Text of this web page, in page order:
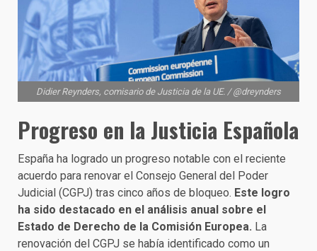
Didier Reynders, comisario de Justicia de la UE. / @dreynders
Progreso en la Justicia Española
España ha logrado un progreso notable con el reciente
acuerdo para renovar el Consejo General del Poder
Judicial (CGPJ) tras cinco años de bloqueo. Este logro
ha sido destacado en el análisis anual sobre el
Estado de Derecho de la Comisión Europea. La
renovación del CGPJ se había identificado como un